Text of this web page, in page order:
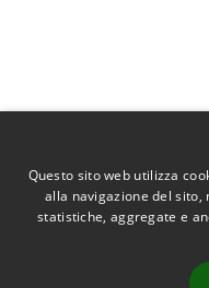
Questo sito web utilizza
alla navigazione del
statistiche, aggregate e